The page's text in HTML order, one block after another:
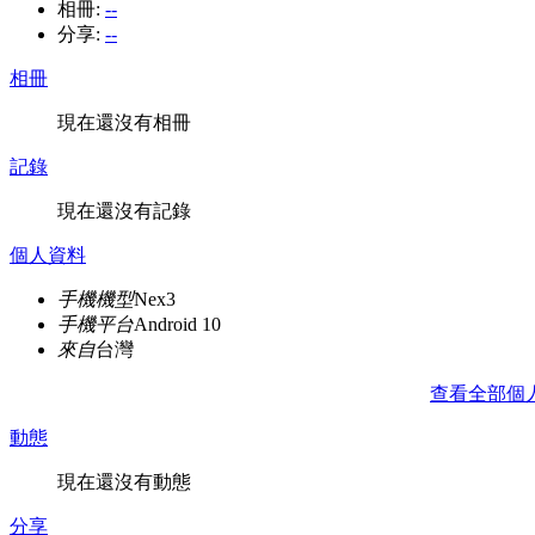
相冊: --
分享: --
相冊
現在還沒有相冊
記錄
現在還沒有記錄
個人資料
手機機型Nex3
手機平台Android 10
來自台灣
查看全部個
動態
現在還沒有動態
分享